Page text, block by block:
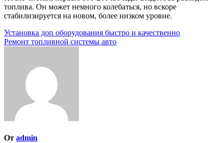
топлива. Он может немного колебаться, но вскоре
стабилизируется на новом, более низком уровне.
Навигация
по
Установка доп оборудования быстро и качественно
Ремонт топливной системы авто
От admin